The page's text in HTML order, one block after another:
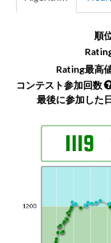
順
Rating最高
コンテスト参加回数
最後に参加した